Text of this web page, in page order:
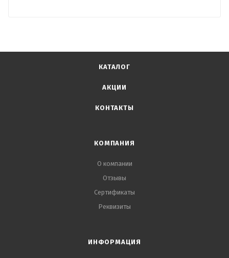
КАТАЛОГ
АКЦИИ
КОНТАКТЫ
КОМПАНИЯ
О компании
Отзывы
Сертификаты
Реквизиты
ИНФОРМАЦИЯ